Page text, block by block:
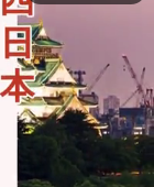
Mute